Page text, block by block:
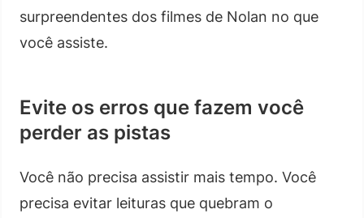
surpreendentes dos filmes de Nolan no que
você assiste.
Evite os erros que fazem você
perder as pistas
Você não precisa assistir mais tempo. Você
precisa evitar leituras que quebram o